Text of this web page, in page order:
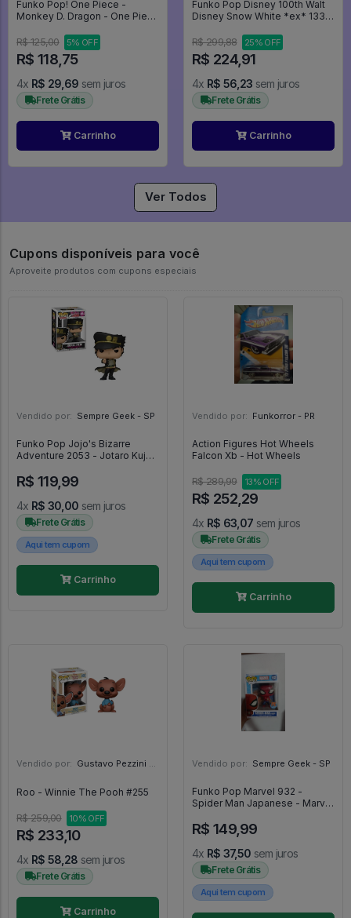
Funko Pop! One Piece -
Monkey D. Dragon - One Piece
R$ 125,00
5% OFF
R$ 118,75
4x R$ 29,69 sem juros
Frete Grátis
Carrinho
Funko Pop Disney 100th Walt
Disney Snow White *ex* 1333
Disney - Disney #1333
R$ 299,88 25% OFF
R$ 224,91
4x R$ 56,23 sem juros
Frete Grátis
Carrinho
Ver Todos
Cupons disponíveis para você
Aproveite produtos com cupons especiais
Vendido por: Sempre Geek - SP
Funko Pop Jojo's Bizarre
Adventure 2053 - Jotaro Kujo -
#2053
R$ 119,99
4x R$ 30,00 sem juros
Frete Grátis
Aqui tem cupom
Carrinho
Vendido por: Funkorror - PR
Action Figures Hot Wheels
Falcon Xb - Hot Wheels
R$ 289,99 13% OFF
R$ 252,29
4x R$ 63,07 sem juros
Frete Grátis
Aqui tem cupom
Carrinho
Vendido por: Gustavo Pezzini - MG
Roo - Winnie The Pooh #255
R$ 259,00 10% OFF
R$ 233,10
4x R$ 58,28 sem juros
Frete Grátis
Carrinho
Vendido por: Sempre Geek - SP
Funko Pop Marvel 932 -
Spider Man Japanese - Marvel
R$ 149,99
4x R$ 37,50 sem juros
Frete Grátis
Aqui tem cupom